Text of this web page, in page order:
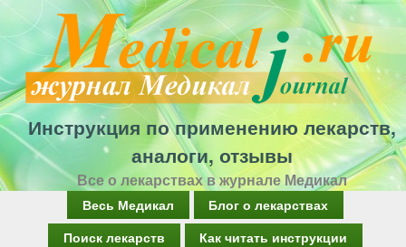
Перейти
к
основному
содержанию
Инструкция по применению лекарств,
аналоги, отзывы
Все о лекарствах в журнале Медикал
Весь Медикал
Блог о лекарствах
Поиск лекарств
Как читать инструкции